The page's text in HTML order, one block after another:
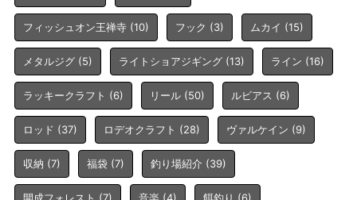
フィッシュオン王禅寺 (10) フック (3) ムカイ (15)
メタルジグ (5) ライトショアジギング (13) ライン (16)
ラッキークラフト (6) リール (50) ルビアス (6)
ロッド (37) ロデオクラフト (28) ヴァルケイン (9)
収納 (7) 福袋 (7) 釣り場紹介 (39)